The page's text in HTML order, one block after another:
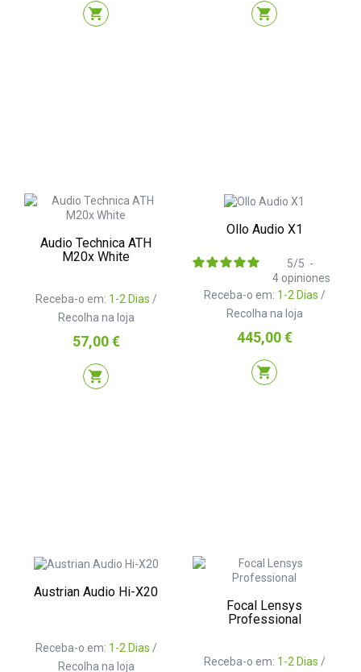
shopping_cart shopping_cart
Audio Technica ATH
M20x White
Receba-o em: 1-2 Dias /
Recolha na loja
Preço
57,00 €
shopping_cart
Ollo Audio X1
Receba-o em: 1-2 Dias /
Recolha na loja
5/5 -
4 opiniones
Preço
445,00 €
shopping_cart
Austrian Audio Hi-X20
Receba-o em: 1-2 Dias /
Recolha na loja
Focal Lensys
Professional
Receba-o em: 1-2 Dias /